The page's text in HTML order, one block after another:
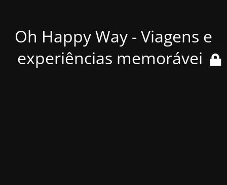
Oh Happy Way - Viagens e
experiências memoráveis